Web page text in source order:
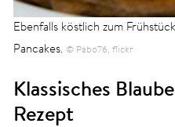
Ebenfalls köstlich zum
Pancakes. © Pabo76, flickr
Klassisches
Rezept